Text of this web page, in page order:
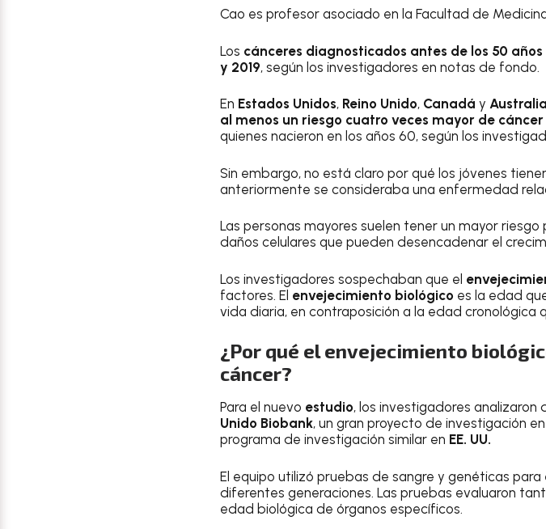
Cao es profesor asociado en la Facultad de
Los cánceres diagnosticados antes de los 50
y 2019, según los investigadores en notas de fondo.
En Estados Unidos, Reino Unido, Canadá y Australia
al menos un riesgo cuatro veces mayor de cáncer
quienes nacieron en los años 60, según los
Sin embargo, no está claro por qué los jóvenes
anteriormente se consideraba una enfermedad
Las personas mayores suelen tener un mayor
daños celulares que pueden desencadenar el
Los investigadores sospechaban que el
factores. El envejecimiento biológico es la edad
vida diaria, en contraposición a la edad
¿Por qué el envejecimiento
cáncer?
Para el nuevo estudio, los investigadores analizaron
Unido Biobank, un gran proyecto de investigación
programa de investigación similar en EE. UU.
El equipo utilizó pruebas de sangre y genéticas para
diferentes generaciones. Las pruebas evaluaron
edad biológica de órganos específicos.